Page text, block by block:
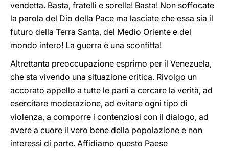
vendetta. Basta, fratelli e sorelle! Basta! Non soffocate
la parola del Dio della Pace ma lasciate che essa sia il
futuro della Terra Santa, del Medio Oriente e del
mondo intero! La guerra è una sconfitta!
Altrettanta preoccupazione esprimo per il Venezuela,
che sta vivendo una situazione critica. Rivolgo un
accorato appello a tutte le parti a cercare la verità, ad
esercitare moderazione, ad evitare ogni tipo di
violenza, a comporre i contenziosi con il dialogo, ad
avere a cuore il vero bene della popolazione e non
interessi di parte. Affidiamo questo Paese